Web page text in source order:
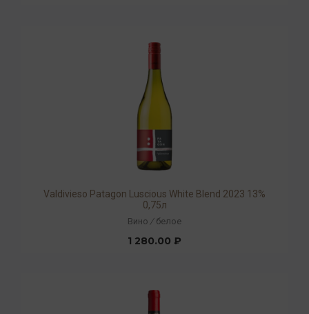
Valdivieso Patagon Luscious White Blend 2023 13%
0,75л
Вино / белое
1 280.00 ₽